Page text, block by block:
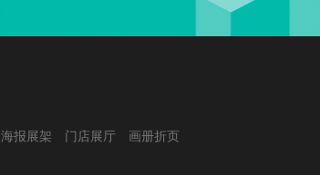
海报展架 门店展厅
画册折页